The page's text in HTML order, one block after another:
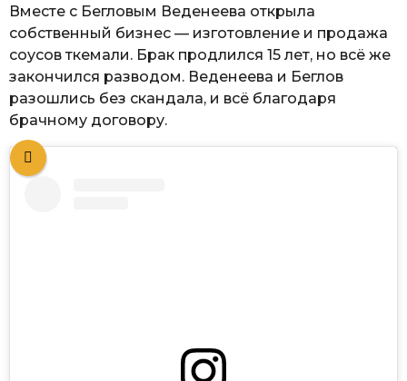
Вместе с Бегловым Веденеева открыла
собственный бизнес — изготовление и продажа
соусов ткемали. Брак продлился 15 лет, но всё же
закончился разводом. Веденеева и Беглов
разошлись без скандала, и всё благодаря
брачному договору.